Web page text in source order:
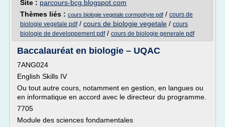
Site : parcours-bcg.blogspot.com
Thèmes liés : cours biologie vegetale cormophyte pdf / cours de
biologie vegetale pdf/ cours de biologie vegetale / cours
biologie de developpement pdf/ cours de biologie generale pdf
Baccalauréat en biologie – UQAC
7ANG024
English Skills IV
Ou tout autre cours, notamment en gestion, en langues ou
en informatique en accord avec le directeur du programme.
7705
Module des sciences fondamentales